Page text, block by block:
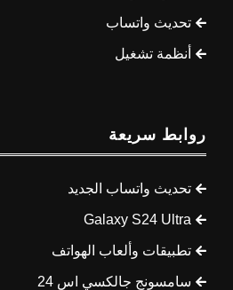
تحديث واتساب
أنظمة تشغيل
روابط سريعة
تحديث واتساب الجديد
Galaxy S24 Ultra
تطبيقات وألعاب الهواتف
سامسونج جالكسي اس 24